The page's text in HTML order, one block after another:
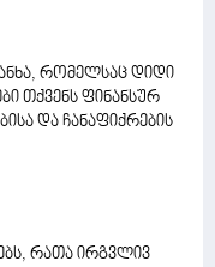
რომელსაც დიდი
თქვენს ფინანსურ
და ჩანაფიქრების
რათა ირგვლივ